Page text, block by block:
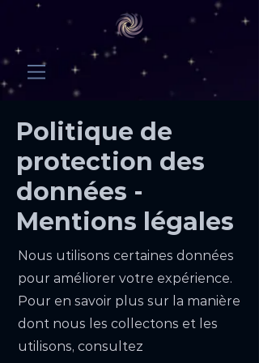
Politique de
protection des
données -
Mentions légales
Nous utilisons certaines données
pour améliorer votre expérience.
Pour en savoir plus sur la manière
dont nous les collectons et les
utilisons, consultez